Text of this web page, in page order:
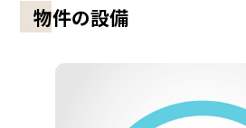
物件の設備